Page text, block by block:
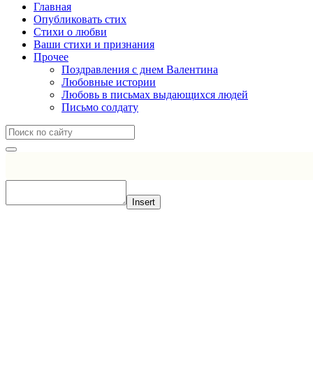
Главная
Опубликовать стих
Стихи о любви
Ваши стихи и признания
Прочее
Поздравления с днем Валентина
Любовные истории
Любовь в письмах выдающихся людей
Письмо солдату
Insert